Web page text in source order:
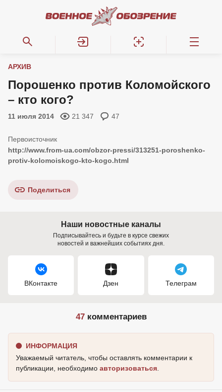
АРХИВ
Порошенко против Коломойского
– кто кого?
11 июля 2014 21 347 47
http://www.from-ua.com/obzor-pressi/313251-poroshenko-
protiv-kolomoiskogo-kto-kogo.html
Поделиться
Наши новостные каналы
Подписывайтесь и будьте в курсе свежих
новостей и важнейших событиях дня.
ВКонтакте Дзен Телеграм
47комментариев
ИНФОРМАЦИЯ
Уважаемый читатель, чтобы оставлять комментарии к
публикации, необходимо авторизоваться